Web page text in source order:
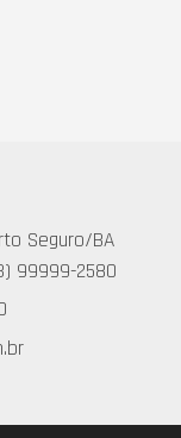
Seguro/BA
99999-2580